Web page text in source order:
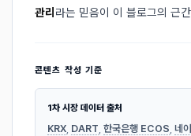
관리 라는 믿음이 이 블로그의 근
콘텐츠 작성 기준
1차 시장 데이터 출처
KRX DART 한국은행 ECOS 네